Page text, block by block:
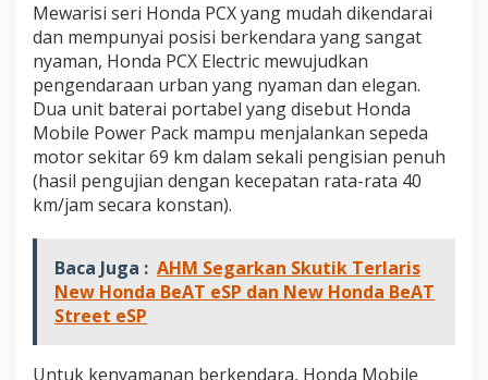
Mewarisi seri Honda PCX yang mudah dikendarai
dan mempunyai posisi berkendara yang sangat
nyaman, Honda PCX Electric mewujudkan
pengendaraan urban yang nyaman dan elegan.
Dua unit baterai portabel yang disebut Honda
Mobile Power Pack mampu menjalankan sepeda
motor sekitar 69 km dalam sekali pengisian penuh
(hasil pengujian dengan kecepatan rata-rata 40
km/jam secara konstan).
Baca Juga : AHM Segarkan Skutik Terlaris
New Honda BeAT eSP dan New Honda BeAT
Street eSP
Untuk kenyamanan berkendara, Honda Mobile